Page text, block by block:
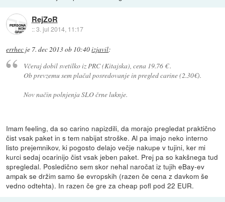
RejZoR
::3. jul 2014, 11:17
errhec je 7. dec 2013 ob 10:40izjavil:
Včeraj dobil svetilko iz PRC (Kitajska), cena 19.76 € .
Ob prevzemu sem plačal posredovanje in pregled carine (2.30€).
Nov način polnjenja SLO črne luknje.
Imam feeling, da so carino napizdili, da morajo pregledat praktično
čist vsak paket in s tem nabijat stroške. Al pa imajo neko interno
listo prejemnikov, ki pogosto delajo večje nakupe v tujini, ker mi
kurci sedaj ocarinijo čist vsak jeben paket. Prej pa so kakšnega tud
spregledal. Posledično sem skor nehal naročat iz tujih eBay-ev
ampak se držim samo še evropskih (razen če cena z davkom še
vedno odtehta). In razen če gre za cheap pofl pod 22 EUR.